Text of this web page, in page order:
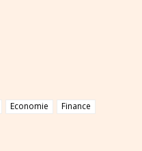
Economie
Finance